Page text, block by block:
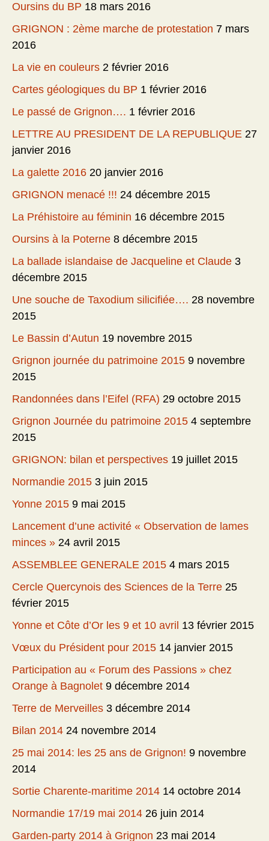
Oursins du BP 18 mars 2016
GRIGNON : 2ème marche de protestation 7 mars
2016
La vie en couleurs 2 février 2016
Cartes géologiques du BP 1 février 2016
Le passé de Grignon…. 1 février 2016
LETTRE AU PRESIDENT DE LA REPUBLIQUE 27
janvier 2016
La galette 2016 20 janvier 2016
GRIGNON menacé !!! 24 décembre 2015
La Préhistoire au féminin 16 décembre 2015
Oursins à la Poterne 8 décembre 2015
La ballade islandaise de Jacqueline et Claude 3
décembre 2015
Une souche de Taxodium silicifiée…. 28 novembre
2015
Le Bassin d’Autun 19 novembre 2015
Grignon journée du patrimoine 2015 9 novembre
2015
Randonnées dans l’Eifel (RFA) 29 octobre 2015
Grignon Journée du patrimoine 2015 4 septembre
2015
GRIGNON: bilan et perspectives 19 juillet 2015
Normandie 2015 3 juin 2015
Yonne 2015 9 mai 2015
Lancement d’une activité « Observation de lames
minces » 24 avril 2015
ASSEMBLEE GENERALE 2015 4 mars 2015
Cercle Quercynois des Sciences de la Terre 25
février 2015
Yonne et Côte d’Or les 9 et 10 avril 13 février 2015
Vœux du Président pour 2015 14 janvier 2015
Participation au « Forum des Passions » chez
Orange à Bagnolet 9 décembre 2014
Terre de Merveilles 3 décembre 2014
Bilan 2014 24 novembre 2014
25 mai 2014: les 25 ans de Grignon! 9 novembre
2014
Sortie Charente-maritime 2014 14 octobre 2014
Normandie 17/19 mai 2014 26 juin 2014
Garden-party 2014 à Grignon 23 mai 2014